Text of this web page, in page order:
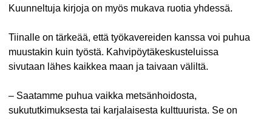
Kuunneltuja kirjoja on myös mukava ruotia yhdessä.
Tiinalle on tärkeää, että työkavereiden kanssa voi puhua
muustakin kuin työstä. Kahvipöytäkeskusteluissa
sivutaan lähes kaikkea maan ja taivaan väliltä.
– Saatamme puhua vaikka metsänhoidosta,
sukututkimuksesta tai karjalaisesta kulttuurista. Se on